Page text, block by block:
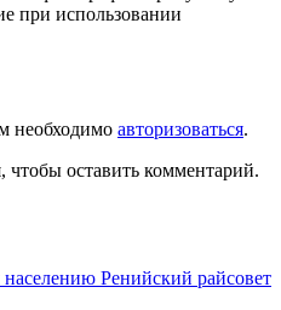
при использовании
необходимо авторизоваться.
чтобы оставить комментарий.
Ренийский райсовет